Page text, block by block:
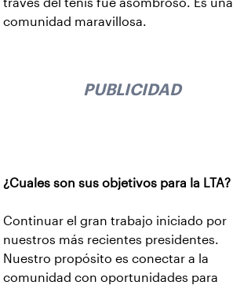
través del tenis fue asombroso. Es una
comunidad maravillosa.
PUBLICIDAD
¿Cuales son sus objetivos para la LTA?
Continuar el gran trabajo iniciado por
nuestros más recientes presidentes.
Nuestro propósito es conectar a la
comunidad con oportunidades para